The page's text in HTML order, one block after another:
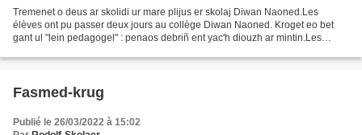
Tremenet o deus ar skolidi ur mare plijus er skolaj Diwan Naoned.Les
élèves ont pu passer deux jours au collège Diwan Naoned. Kroget eo bet
gant ul "lein pedagogel" : penaos debriñ ent yac'h diouzh ar mintin.Les
Fasmed-krug
Publié le 26/03/2022 à 15:02